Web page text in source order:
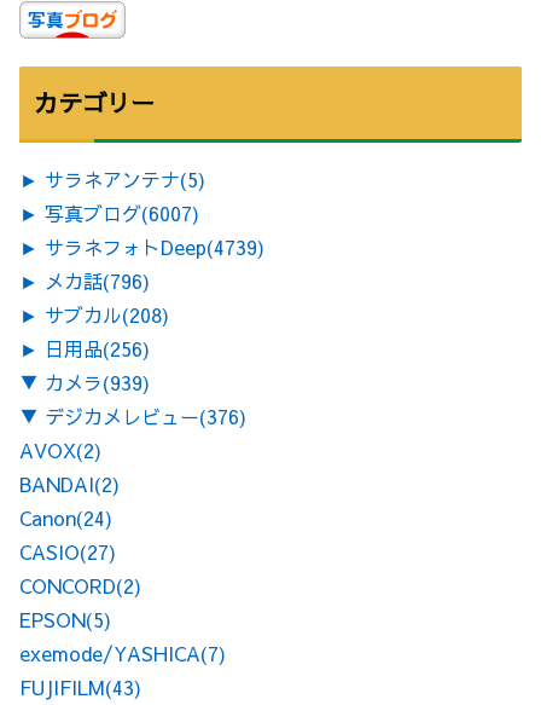
カテゴリー
► サラネアンテナ(5)
► 写真ブログ(6007)
► サラネフォトDeep(4739)
► メカ話(796)
► サブカル(208)
► 日用品(256)
▼ カメラ(939)
▼ デジカメレビュー(376)
AVOX(2)
BANDAI(2)
Canon(24)
CASIO(27)
CONCORD(2)
EPSON(5)
exemode/YASHICA(7)
FUJIFILM(43)